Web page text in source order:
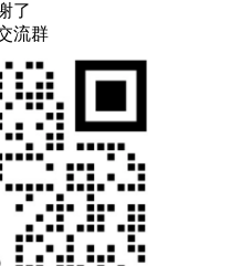
了
流群